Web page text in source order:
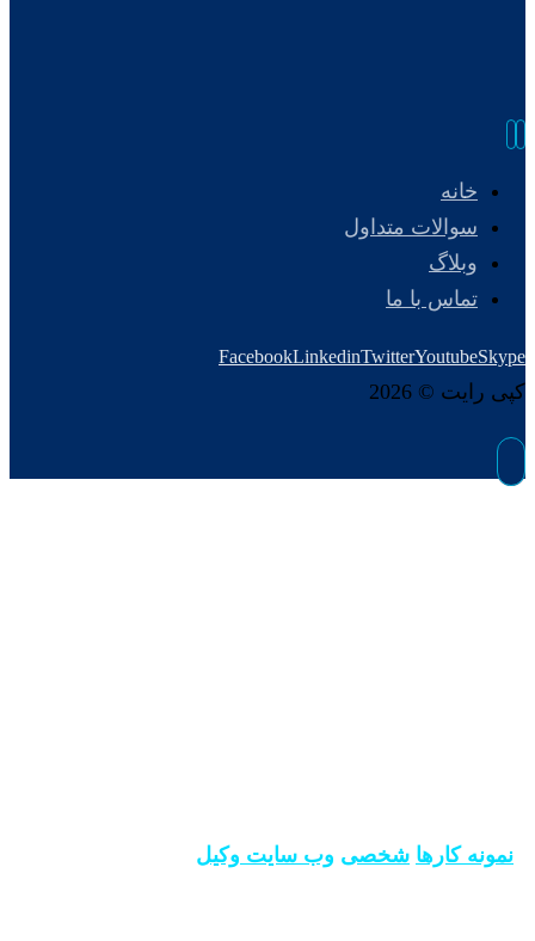
خانه
سوالات متداول
وبلاگ
تماس با ما
FacebookLinkedinTwitterYoutubeSkype
کپی رایت © 2026
نمونه کارها شخصی وب سایت وکیل